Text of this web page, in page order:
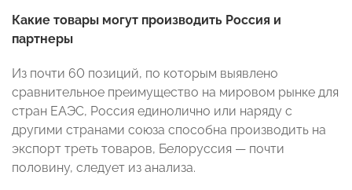
Какие товары могут производить Россия и
партнеры
Из почти 60 позиций, по которым выявлено
сравнительное преимущество на мировом рынке для
стран ЕАЭС, Россия единолично или наряду с
другими странами союза способна производить на
экспорт треть товаров, Белоруссия — почти
половину, следует из анализа.